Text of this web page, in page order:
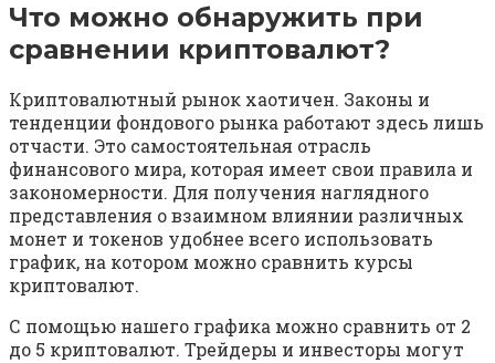
Что можно обнаружить при
сравнении криптовалют?
Криптовалютный рынок хаотичен. Законы и
тенденции фондового рынка работают здесь лишь
отчасти. Это самостоятельная отрасль
финансового мира, которая имеет свои правила и
закономерности. Для получения наглядного
представления о взаимном влиянии различных
монет и токенов удобнее всего использовать
график, на котором можно сравнить курсы
криптовалют.
С помощью нашего графика можно сравнить от 2
до 5 криптовалют. Трейдеры и инвесторы могут